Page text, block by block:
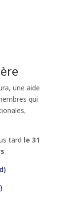
une aide
qui
tard le 31
.